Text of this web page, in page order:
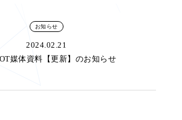
お知らせ
2024.02.21
媒体資料【更新】のお知らせ